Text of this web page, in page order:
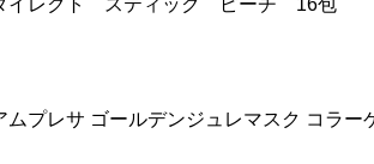
プレサ ゴールデンジュレマスク コラー